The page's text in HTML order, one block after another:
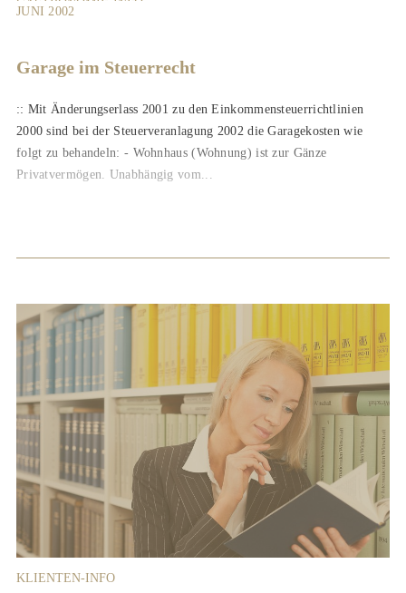
GASTRONOMIE-INFO
JUNI 2002
Garage im Steuerrecht
:: Mit Änderungserlass 2001 zu den Einkommensteuerrichtlinien
2000 sind bei der Steuerveranlagung 2002 die Garagekosten wie
folgt zu behandeln: - Wohnhaus (Wohnung) ist zur Gänze
Privatvermögen. Unabhängig vom...
KLIENTEN-INFO